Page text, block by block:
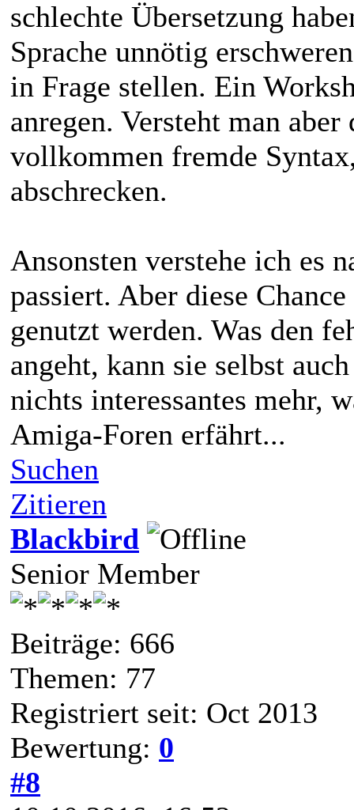
schlechte Übersetzung
Sprache unnötig
in Frage stellen. Ein
anregen. Versteht man
vollkommen fremde
abschrecken.
Ansonsten verstehe ich es
passiert. Aber diese
genutzt werden. Was den
angeht, kann sie selbst
nichts interessantes mehr,
Amiga-Foren erfährt...
Suchen
Zitieren
Blackbird
Senior Member
Beiträge: 666
Themen: 77
Registriert seit: Oct 2013
Bewertung: 0
#8